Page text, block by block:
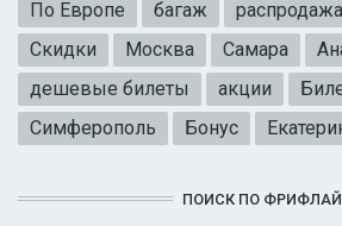
По Европе
багаж распродажа
Скидки
Москва Самара
дешевые билеты
акции
Симферополь
Бонус
ПОИСК ПО